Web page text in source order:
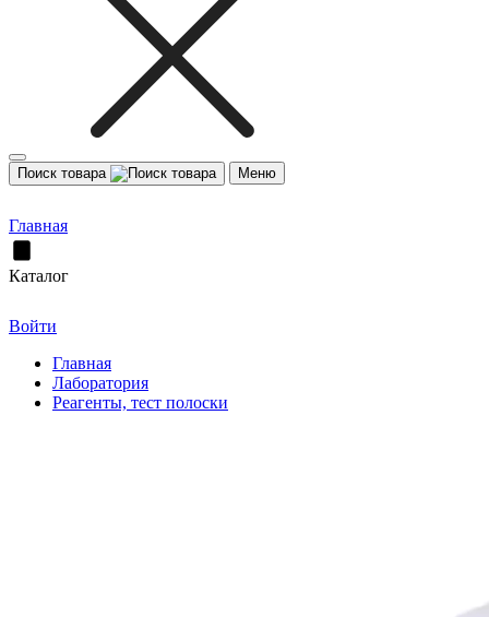
Поиск товара Меню
Главная
Каталог
Войти
Главная
Лаборатория
Реагенты, тест полоски